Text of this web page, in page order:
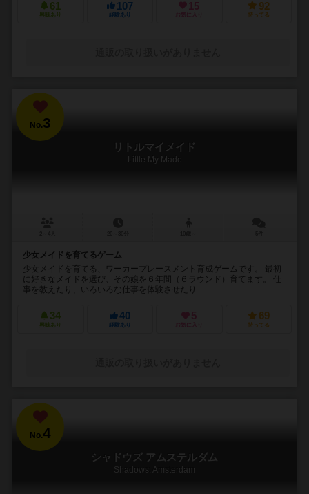
61
興味あり
107
経験あり
15
お気に入り
92
持ってる
No.3
リトルマイメイド
Little My Made
少女メイドを育てるゲーム
少女メイドを育てる、ワーカープレースメント育成ゲームです。 最初
に好きなメイドを選び、その娘を６年間（６ラウンド）育てます。 仕
事を教えたり、いろいろな仕事を体験させたり...
34
興味あり
40
経験あり
5
お気に入り
69
持ってる
No.4
シャドウズ アムステルダム
Shadows: Amsterdam